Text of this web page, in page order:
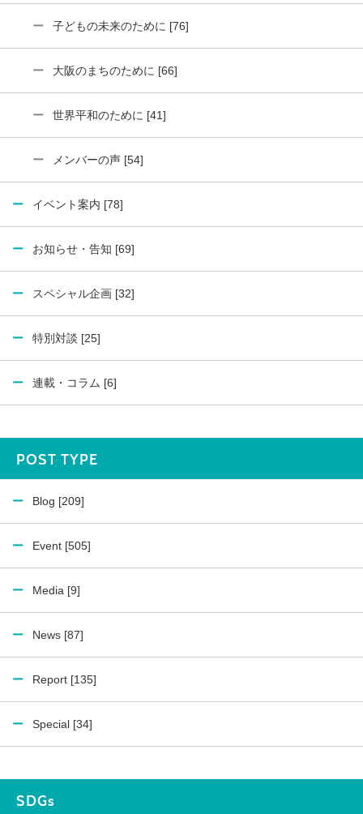
子どもの未来のために [76]
大阪のまちのために [66]
世界平和のために [41]
メンバーの声 [54]
イベント案内 [78]
お知らせ・告知 [69]
スペシャル企画 [32]
特別対談 [25]
連載・コラム [6]
POST TYPE
Blog [209]
Event [505]
Media [9]
News [87]
Report [135]
Special [34]
SDGs